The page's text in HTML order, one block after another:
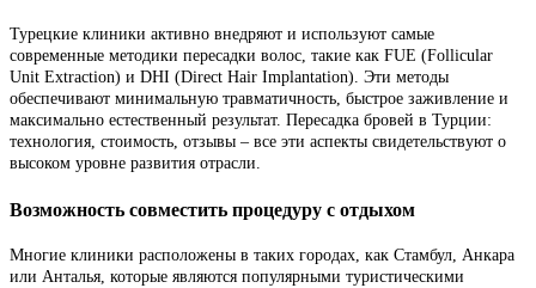
Турецкие клиники активно внедряют и используют самые
современные методики пересадки волос, такие как FUE (Follicular
Unit Extraction) и DHI (Direct Hair Implantation). Эти методы
обеспечивают минимальную травматичность, быстрое заживление и
максимально естественный результат. Пересадка бровей в Турции:
технология, стоимость, отзывы – все эти аспекты свидетельствуют о
высоком уровне развития отрасли.
Возможность совместить процедуру с отдыхом
Многие клиники расположены в таких городах, как Стамбул, Анкара
или Анталья, которые являются популярными туристическими